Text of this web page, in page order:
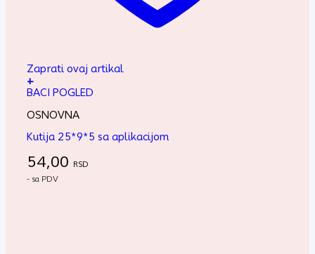
Zaprati ovaj artikal
+
BACI POGLED
OSNOVNA
Kutija 25*9*5 sa aplikacijom
54,00 RSD
- sa PDV